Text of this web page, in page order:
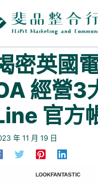
密英國
經營3
官方
年 11 月 19 日